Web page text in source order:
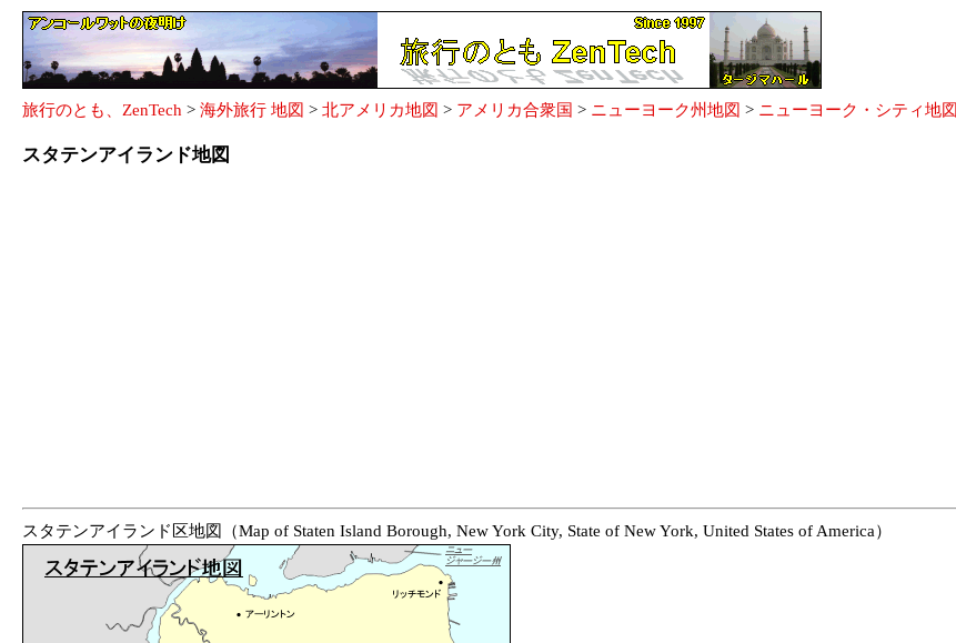
旅行のとも、ZenTech > 海外旅行 地図 > 北アメリカ地図 > アメリカ合衆国 > ニューヨーク州地図 > ニューヨーク・シティ地図
スタテンアイランド地図
スタテンアイランド区地図（Map of Staten Island Borough, New York City, State of New York, United States of America）